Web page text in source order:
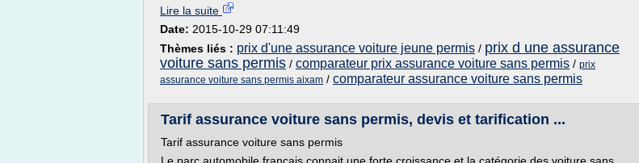
Lire la suite
Date: 2015-10-29 07:11:49
Thèmes liés : prix d'une assurance voiture jeune permis / prix d une assurance
voiture sans permis / comparateur prix assurance voiture sans permis / prix
assurance voiture sans permis aixam / comparateur assurance voiture sans permis
Tarif assurance voiture sans permis, devis et tarification ...
Tarif assurance voiture sans permis